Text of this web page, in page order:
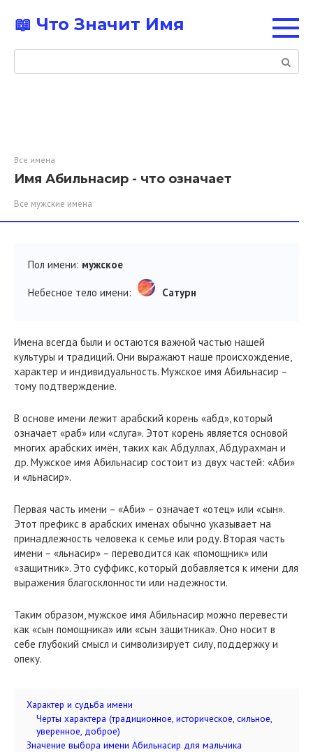
контенту
📖 Что Значит Имя
Поиск:
Все имена
Имя Абильнасир - что означает
Все мужские имена
Пол имени: мужское
Небесное тело имени: Сатурн
Имена всегда были и остаются важной частью нашей
культуры и традиций. Они выражают наше происхождение,
характер и индивидуальность. Мужское имя Абильнасир –
тому подтверждение.
В основе имени лежит арабский корень «абд», который
означает «раб» или «слуга». Этот корень является основой
многих арабских имён, таких как Абдуллах, Абдурахман и
др. Мужское имя Абильнасир состоит из двух частей: «Аби»
и «льнасир».
Первая часть имени – «Аби» – означает «отец» или «сын».
Этот префикс в арабских именах обычно указывает на
принадлежность человека к семье или роду. Вторая часть
имени – «льнасир» – переводится как «помощник» или
«защитник». Это суффикс, который добавляется к имени для
выражения благосклонности или надежности.
Таким образом, мужское имя Абильнасир можно перевести
как «сын помощника» или «сын защитника». Оно носит в
себе глубокий смысл и символизирует силу, поддержку и
опеку.
Характер и судьба имени
Черты характера (традиционное, историческое, сильное,
уверенное, доброе)
Значение выбора имени Абильнасир для мальчика